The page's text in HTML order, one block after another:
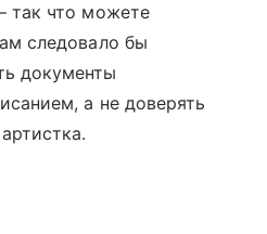
так что можете
следовало бы
документы
а не доверять